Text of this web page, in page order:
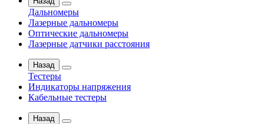
Дальномеры
Лазерные дальномеры
Оптические дальномеры
Лазерные датчики расстояния
Назад
Тестеры
Индикаторы напряжения
Кабельные тестеры
Назад